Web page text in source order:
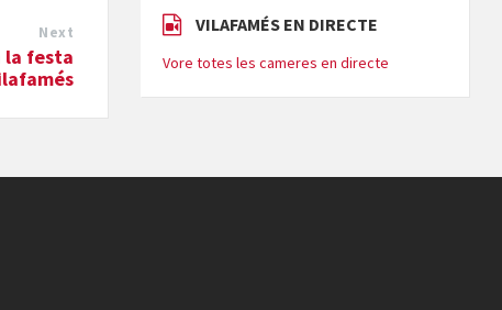
Next
la festa
VILAFAMÉS EN DIRECTE
Vore totes les cameres en directe